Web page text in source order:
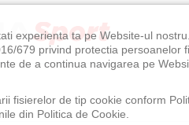
experienta ta pe Website-ul
679 privind protectia persoanelor
de a continua navigarea pe
fisierelor de tip cookie conform
din Politica de Cookie.